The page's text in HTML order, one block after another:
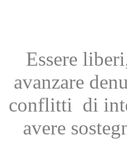
Essere
avanzare
conflitti di
avere